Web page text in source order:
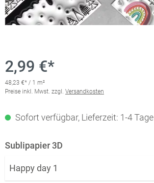
2,99 €*
48,23 €* / 1 m²
Preise inkl. Mwst. zzgl. Versandkosten
Sofort verfügbar, Lieferzeit: 1-4 Tage
Sublipapier 3D